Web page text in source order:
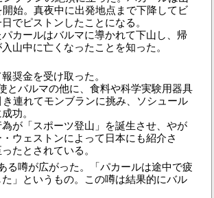
始。真夜中に出発地点まで下降してビ
でピストンしたことになる。
カールはバルマに導かれて下山し、帰
山中に亡くなったことを知った。
奨金を受け取った。
バルマの他に、食料や科学実験用器具
連れてモンブランに挑み、ソシュール
功。
が「スポーツ登山」を誕生させ、やが
ウェストンによって日本にも紹介さ
たとされている。
噂が広がった。「パカールは途中で疲
」というもの。この噂は結果的にバル